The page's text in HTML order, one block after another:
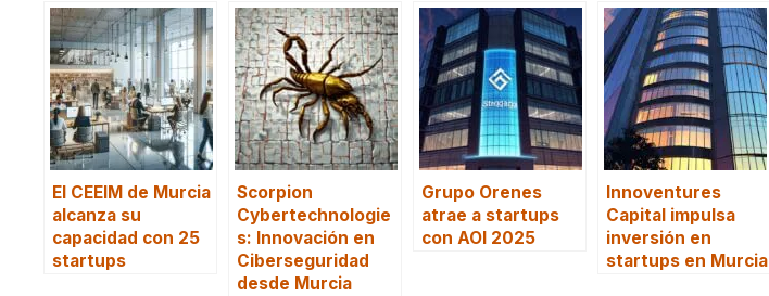
El CEEIM de Murcia
alcanza su
capacidad con 25
startups
Scorpion
Cybertechnologie
s: Innovación en
Ciberseguridad
desde Murcia
Grupo Orenes
atrae a startups
con AOI 2025
Innoventures
Capital impulsa
inversión en
startups en Murcia